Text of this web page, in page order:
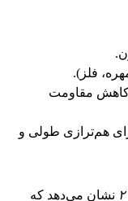
فلز).
کاهش مقاومت
هم‌ترازی طولی و
نشان می‌دهد که